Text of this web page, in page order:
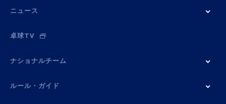
ニュース
卓球TV
ナショナルチーム
ルール・ガイド